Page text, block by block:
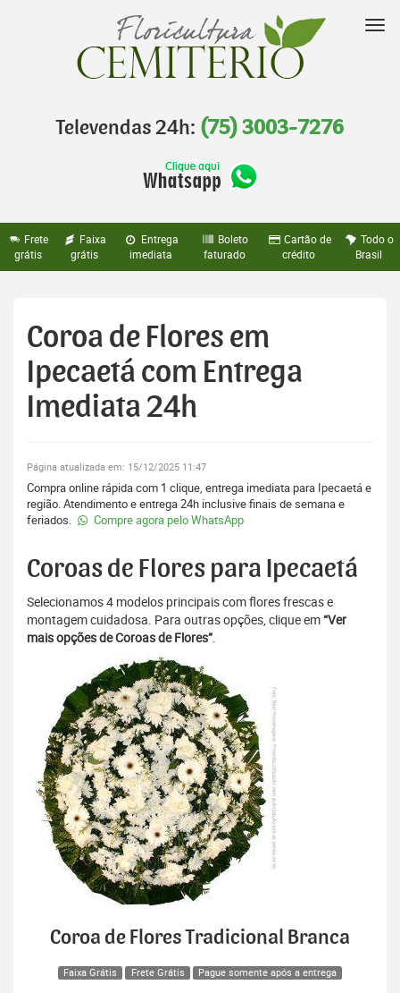
Televendas 24h: (75) 3003-7276
Frete
grátis
Faixa
grátis
Entrega
imediata
Boleto
faturado
Cartão de
crédito
Todo o
Brasil
Coroa de Flores em
Ipecaetá com Entrega
Imediata 24h
Página atualizada em: 15/12/2025 11:47
Compra online rápida com 1 clique, entrega imediata para Ipecaetá e
região. Atendimento e entrega 24h inclusive finais de semana e
feriados.
Compre agora pelo WhatsApp
Coroas de Flores para Ipecaetá
Selecionamos 4 modelos principais com flores frescas e
montagem cuidadosa. Para outras opções, clique em“Ver
mais opções de Coroas de Flores”.
Coroa de Flores Tradicional Branca
Faixa Grátis Frete Grátis Pague somente após a entrega